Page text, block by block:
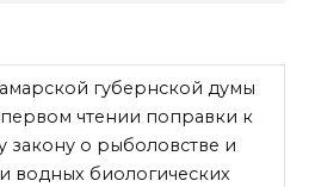
губернской думы
чтении поправки к
закону о рыболовстве и
водных биологических